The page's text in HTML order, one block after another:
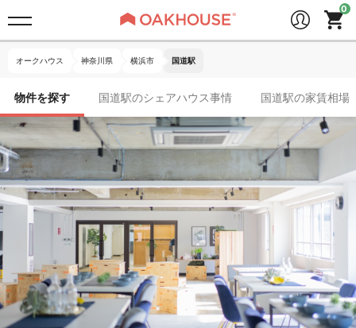
オークハウス 神奈川県 横浜市 国道駅
物件を探す 国道駅のシェアハウス事情 国道駅の家賃相場